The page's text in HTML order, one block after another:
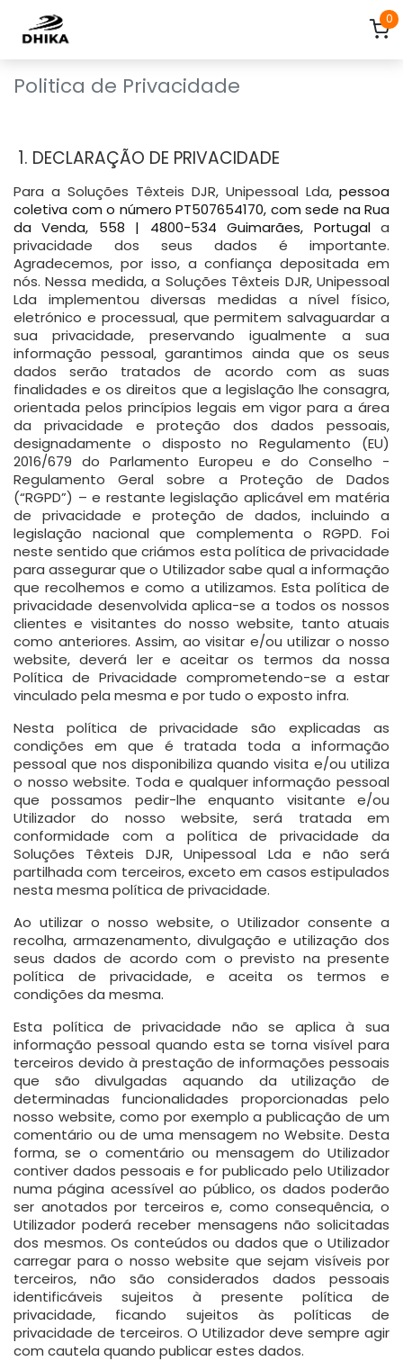
0
Politica de Privacidade
1. DECLARAÇÃO DE PRIVACIDADE
Para a Soluções Têxteis DJR, Unipessoal Lda, pessoa
coletiva com o número PT507654170, com sede na Rua
da Venda, 558 | 4800-534 Guimarães, Portugal a
privacidade dos seus dados é importante.
Agradecemos, por isso, a confiança depositada em
nós. Nessa medida, a Soluções Têxteis DJR, Unipessoal
Lda implementou diversas medidas a nível físico,
eletrónico e processual, que permitem salvaguardar a
sua privacidade, preservando igualmente a sua
informação pessoal, garantimos ainda que os seus
dados serão tratados de acordo com as suas
finalidades e os direitos que a legislação lhe consagra,
orientada pelos princípios legais em vigor para a área
da privacidade e proteção dos dados pessoais,
designadamente o disposto no Regulamento (EU)
2016/679 do Parlamento Europeu e do Conselho -
Regulamento Geral sobre a Proteção de Dados
(“RGPD”) – e restante legislação aplicável em matéria
de privacidade e proteção de dados, incluindo a
legislação nacional que complementa o RGPD. Foi
neste sentido que criámos esta política de privacidade
para assegurar que o Utilizador sabe qual a informação
que recolhemos e como a utilizamos. Esta política de
privacidade desenvolvida aplica-se a todos os nossos
clientes e visitantes do nosso website, tanto atuais
como anteriores. Assim, ao visitar e/ou utilizar o nosso
website, deverá ler e aceitar os termos da nossa
Política de Privacidade comprometendo-se a estar
vinculado pela mesma e por tudo o exposto infra.
Nesta política de privacidade são explicadas as
condições em que é tratada toda a informação
pessoal que nos disponibiliza quando visita e/ou utiliza
o nosso website. Toda e qualquer informação pessoal
que possamos pedir-lhe enquanto visitante e/ou
Utilizador do nosso website, será tratada em
conformidade com a política de privacidade da
Soluções Têxteis DJR, Unipessoal Lda e não será
partilhada com terceiros, exceto em casos estipulados
nesta mesma política de privacidade.
Ao utilizar o nosso website, o Utilizador consente a
recolha, armazenamento, divulgação e utilização dos
seus dados de acordo com o previsto na presente
política de privacidade, e aceita os termos e
condições da mesma.
Esta política de privacidade não se aplica à sua
informação pessoal quando esta se torna visível para
terceiros devido à prestação de informações pessoais
que são divulgadas aquando da utilização de
determinadas funcionalidades proporcionadas pelo
nosso website, como por exemplo a publicação de um
comentário ou de uma mensagem no Website. Desta
forma, se o comentário ou mensagem do Utilizador
contiver dados pessoais e for publicado pelo Utilizador
numa página acessível ao público, os dados poderão
ser anotados por terceiros e, como consequência, o
Utilizador poderá receber mensagens não solicitadas
dos mesmos. Os conteúdos ou dados que o Utilizador
carregar para o nosso website que sejam visíveis por
terceiros, não são considerados dados pessoais
identificáveis sujeitos à presente política de
privacidade, ficando sujeitos às políticas de
privacidade de terceiros. O Utilizador deve sempre agir
com cautela quando publicar estes dados.